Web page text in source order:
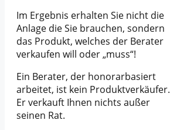
Im Ergebnis erhalten Sie nicht die
Anlage die Sie brauchen, sondern
das Produkt, welches der Berater
verkaufen will oder „muss“!
Ein Berater, der honorarbasiert
arbeitet, ist kein Produktverkäufer.
Er verkauft Ihnen nichts außer
seinen Rat.